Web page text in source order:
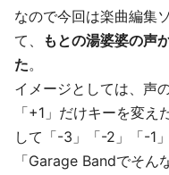
なので今回は楽曲編集
て、
もとの湯婆婆の声
た。
イメージとしては、声
「+1」だけキーを変
して「-3」「-2」「-1
「Garage Bandでそん